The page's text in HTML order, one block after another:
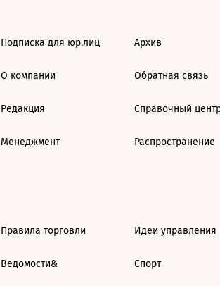
Подписка для юр.лиц
О компании
Редакция
Менеджмент
Архив
Обратная связь
Справочный
Распространение
Правила торговли
Ведомости&
Идеи управления
Спорт